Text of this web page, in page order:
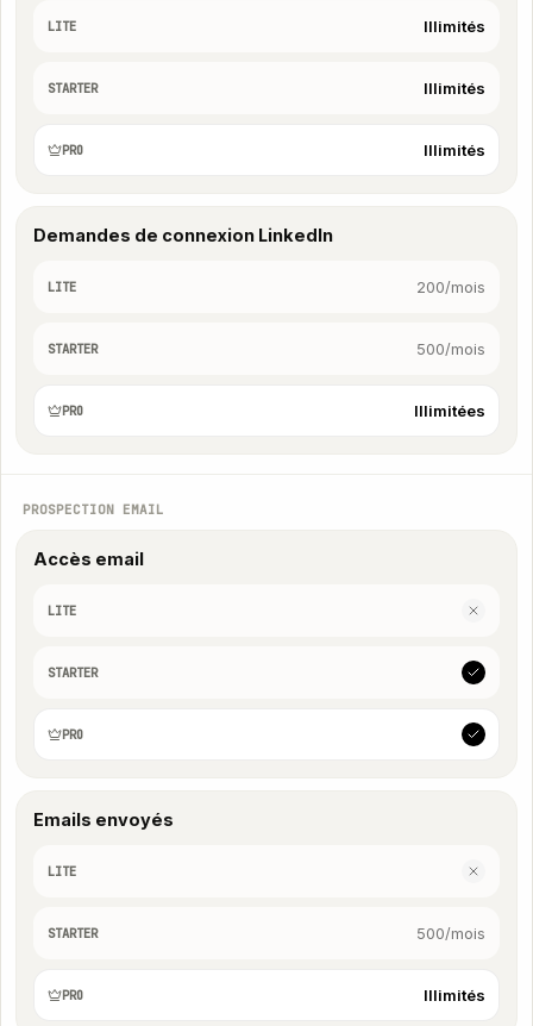
LITE Illimités
STARTER Illimités
PRO Illimités
Demandes de connexion LinkedIn
LITE 200/mois
STARTER 500/mois
PRO Illimitées
PROSPECTION EMAIL
Accès email
LITE
STARTER
PRO
Emails envoyés
LITE
STARTER 500/mois
PRO Illimités